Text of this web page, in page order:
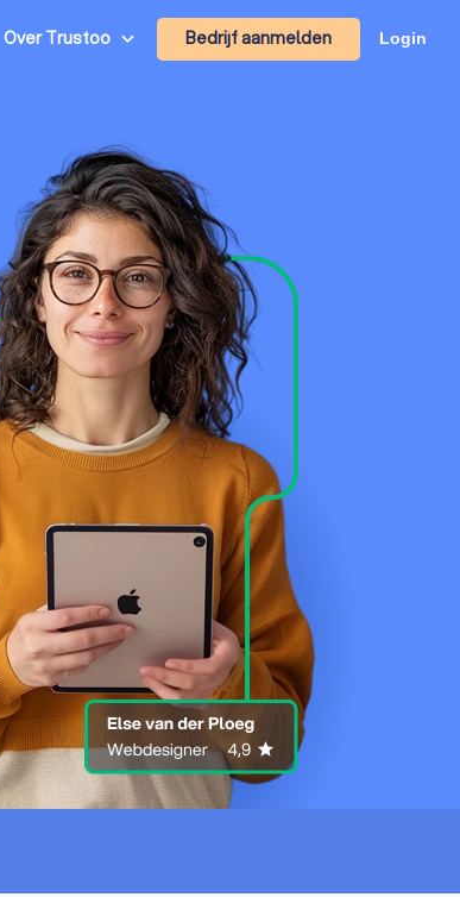
Over Trustoo Bedrijf aanmelden Login